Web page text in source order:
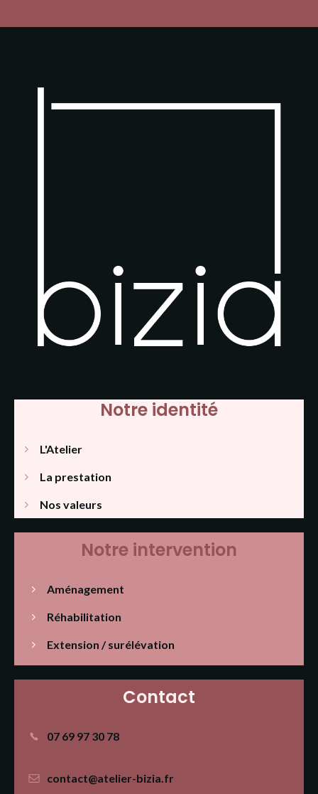
Notre identité
L'Atelier
La prestation
Nos valeurs
Notre intervention
Aménagement
Réhabilitation
Extension / surélévation
Contact
07 69 97 30 78
contact@atelier-bizia.fr